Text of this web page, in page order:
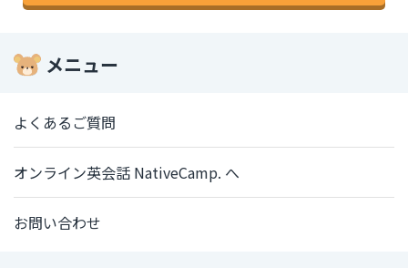
メニュー
よくあるご質問
オンライン英会話 NativeCamp. へ
お問い合わせ